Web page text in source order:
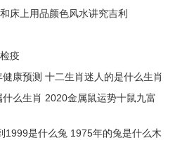
床上用品颜色风水讲究吉利
疫
康预测 十二生肖迷人的是什么生肖
么生肖 2020金属鼠运势十鼠九富
1999是什么兔 1975年的兔是什么木